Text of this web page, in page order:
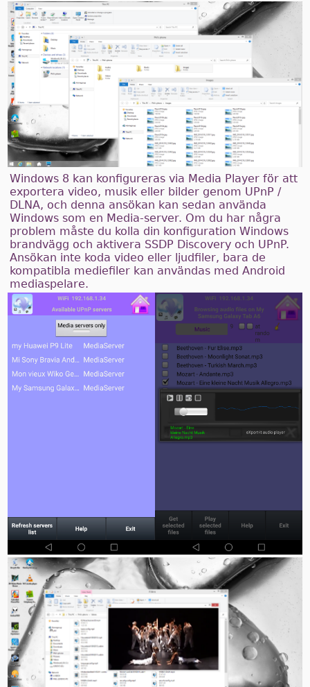
Windows 8 kan konfigureras via Media Player för att
exportera video, musik eller bilder genom UPnP /
DLNA, och denna ansökan kan sedan använda
Windows som en Media-server. Om du har några
problem måste du kolla din konfiguration Windows
brandvägg och aktivera SSDP Discovery och UPnP.
Ansökan inte koda video eller ljudfiler, bara de
kompatibla mediefiler kan användas med Android
mediaspelare.